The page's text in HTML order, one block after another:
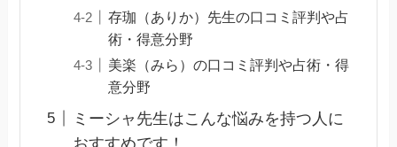
存珈（ありか）先生の口コミ評判や占
術・得意分野
美楽（みら）の口コミ評判や占術・得
意分野
ミーシャ先生はこんな悩みを持つ人に
おすすめです！